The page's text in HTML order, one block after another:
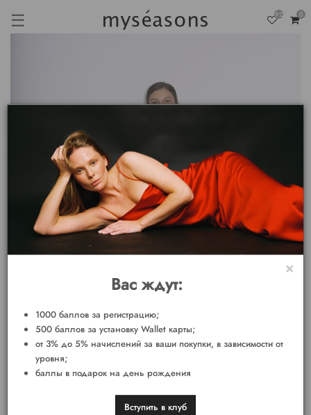
☰ 92 0
×
Вас ждут:
1000 баллов за регистрацию;
500 баллов за установку Wallet карты;
от 3% до 5% начислений за ваши покупки, в зависимости от
уровня;
баллы в подарок на день рождения
Вступить в клуб